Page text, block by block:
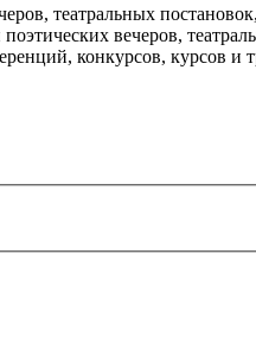
театральных
вечеров,
конкурсов, курсов и